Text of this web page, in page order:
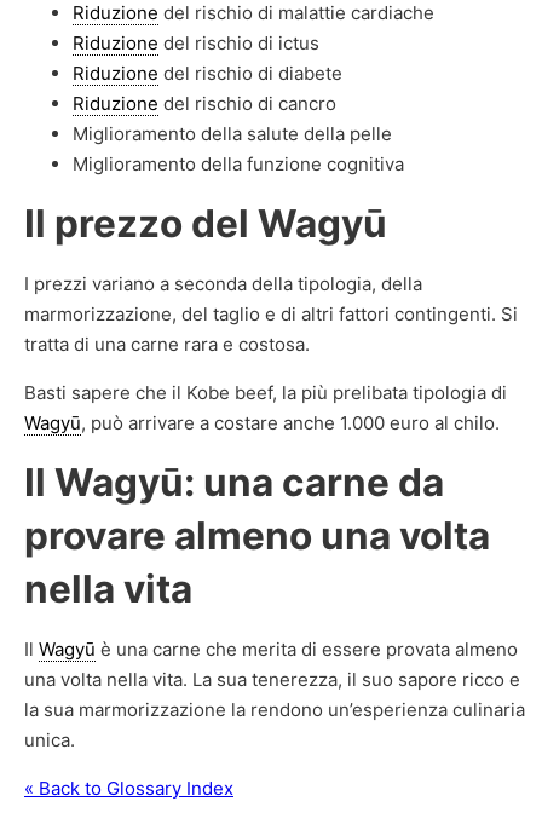
Riduzione del rischio di malattie cardiache
Riduzione del rischio di ictus
Riduzione del rischio di diabete
Riduzione del rischio di cancro
Miglioramento della salute della pelle
Miglioramento della funzione cognitiva
Il prezzo del Wagyū
I prezzi variano a seconda della tipologia, della
marmorizzazione, del taglio e di altri fattori contingenti. Si
tratta di una carne rara e costosa.
Basti sapere che il Kobe beef, la più prelibata tipologia di
Wagyū, può arrivare a costare anche 1.000 euro al chilo.
Il Wagyū: una carne da
provare almeno una volta
nella vita
Il Wagyū è una carne che merita di essere provata almeno
una volta nella vita. La sua tenerezza, il suo sapore ricco e
la sua marmorizzazione la rendono un’esperienza culinaria
unica.
« Back to Glossary Index